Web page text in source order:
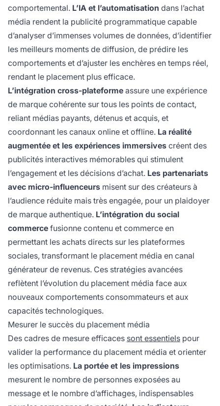
comportemental. L’IA et l’automatisation dans l’achat
média rendent la publicité programmatique capable
d’analyser d’immenses volumes de données, d’identifier
les meilleurs moments de diffusion, de prédire les
comportements et d’ajuster les enchères en temps réel,
rendant le placement plus efficace.
L’intégration cross-plateforme assure une expérience
de marque cohérente sur tous les points de contact,
reliant médias payants, détenus et acquis, et
coordonnant les canaux online et offline. La réalité
augmentée et les expériences immersives créent des
publicités interactives mémorables qui stimulent
l’engagement et les décisions d’achat. Les partenariats
avec micro-influenceurs misent sur des créateurs à
l’audience réduite mais très engagée, pour un plaidoyer
de marque authentique. L’intégration du social
commerce fusionne contenu et commerce en
permettant les achats directs sur les plateformes
sociales, transformant le placement média en canal
générateur de revenus. Ces stratégies avancées
reflètent l’évolution du placement média face aux
nouveaux comportements consommateurs et aux
capacités technologiques.
Mesurer le succès du placement média
Des cadres de mesure efficaces sont essentiels pour
valider la performance du placement média et orienter
les optimisations. La portée et les impressions
mesurent le nombre de personnes exposées au
message et le nombre d’affichages, indispensables